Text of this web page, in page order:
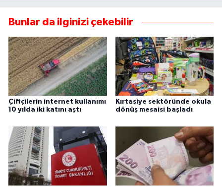
Bunlar da ilginizi çekebilir
Çiftçilerin internet kullanımı
10 yılda iki katını aştı
Kırtasiye sektöründe okula
dönüş mesaisi başladı